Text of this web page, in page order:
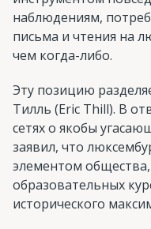
наблюдениям,
письма и чтения на
чем когда-либо.
Эту позицию
Тилль (Eric Thill). В
сетях о якобы
заявил, что
элементом
образовательных
исторического